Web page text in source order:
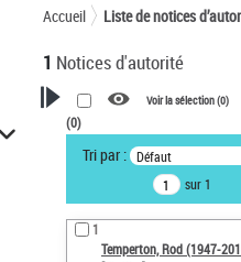
Accueil Liste de notices
1 Notices d'autorité
VOTRE RECHERCHE
Recherche avancée dans
notices d’autorité
Œuvres liées à l'auteur :
Temperton, Rod (1947-
Voir la sélection (0)
(0)
Tri par : Défaut
sur 1
1
Temperton, Rod (1947-